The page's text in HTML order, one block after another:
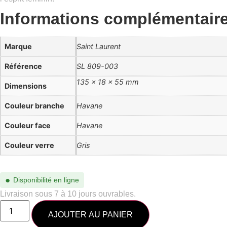
Informations
Référence SL 809-003
Dimensions 135 × 18 × 55 mm
Couleur branche Havane
Couleur face Havane
Couleur verre Gris
Marque Saint Laurent
● Disponibilité en ligne
Livraison sous 7 à 10 jours ouvrables.
AJOUTER AU PANIER